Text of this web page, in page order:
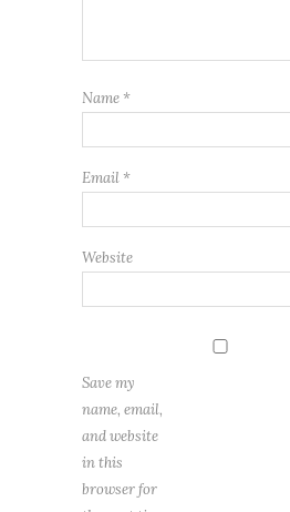
Name *
Email *
Website
Save my
name, email,
and website
in this
browser for